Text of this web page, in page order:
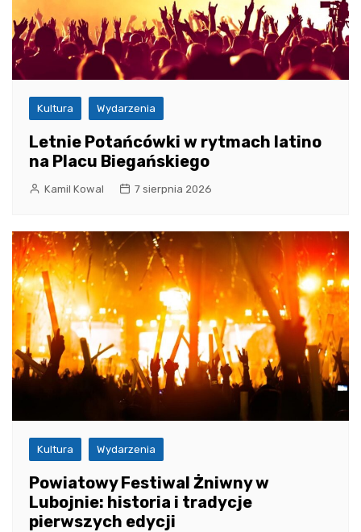
Kultura Wydarzenia
Letnie Potańcówki w rytmach latino
na Placu Biegańskiego
Kamil Kowal 7 sierpnia 2026
Kultura Wydarzenia
Powiatowy Festiwal Żniwny w
Lubojnie: historia i tradycje
pierwszych edycji